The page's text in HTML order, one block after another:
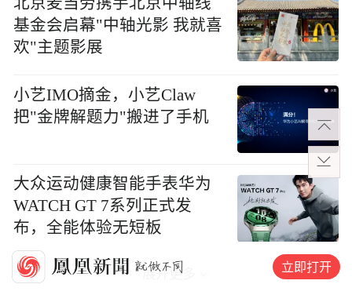
基金会启幕"中轴光影 我就喜
欢"主题影展
小艺IMO摘金，小艺Claw
把"金牌解题力"搬进了手机
大众运动健康智能手表华为
WATCH GT 7系列正式发
布，全能体验无短板
展开更多 立即打开